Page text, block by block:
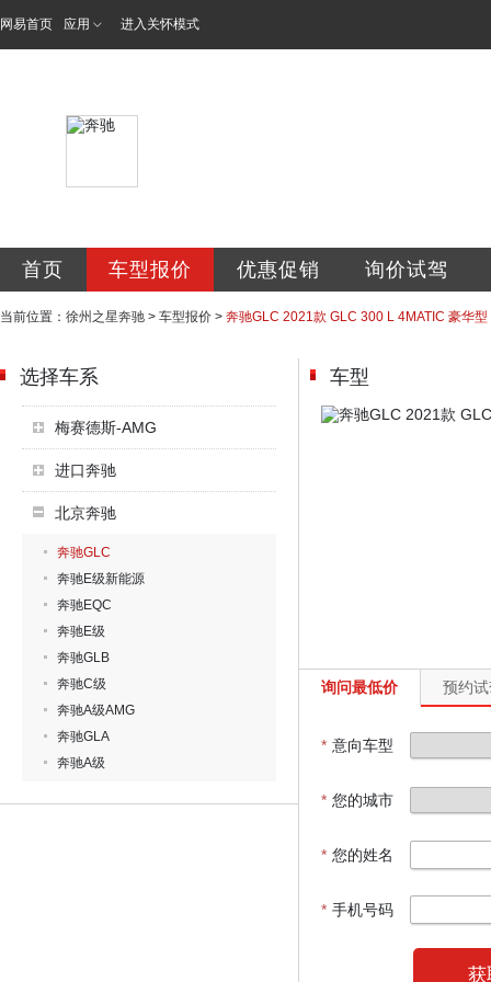
网易首页 应用 进入关怀模式
首页 车型报价 优惠促销 询价试驾
当前位置： 徐州之星奔驰 > 车型报价 > 奔驰GLC 2021款 GLC 300 L 4MATIC 豪华型
选择车系
梅赛德斯-AMG
进口奔驰
北京奔驰
奔驰GLC
奔驰E级新能源
奔驰EQC
奔驰E级
奔驰GLB
奔驰C级
奔驰A级AMG
奔驰GLA
奔驰A级
车型
询问最低价 预约
* 意向车型
* 您的城市
* 您的姓名
* 手机号码
获